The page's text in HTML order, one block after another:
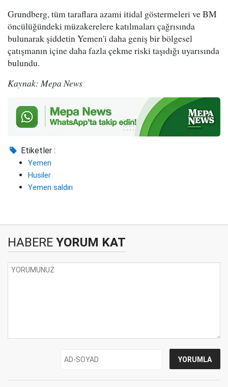
Grundberg, tüm taraflara azami itidal göstermeleri ve BM
öncülüğündeki müzakerelere katılmaları çağrısında
bulunarak şiddetin Yemen'i daha geniş bir bölgesel
çatışmanın içine daha fazla çekme riski taşıdığı uyarısında
bulundu.
Kaynak: Mepa News
Etiketler :
Yemen
Husiler
Yemen saldırı
HABERE YORUM KAT